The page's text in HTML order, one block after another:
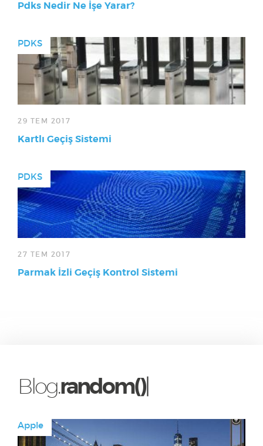
Pdks Nedir Ne İşe Yarar?
PDKS
29 TEM 2017
Kartlı Geçiş Sistemi
PDKS
27 TEM 2017
Parmak İzli Geçiş Kontrol Sistemi
Blog.random()|
Apple